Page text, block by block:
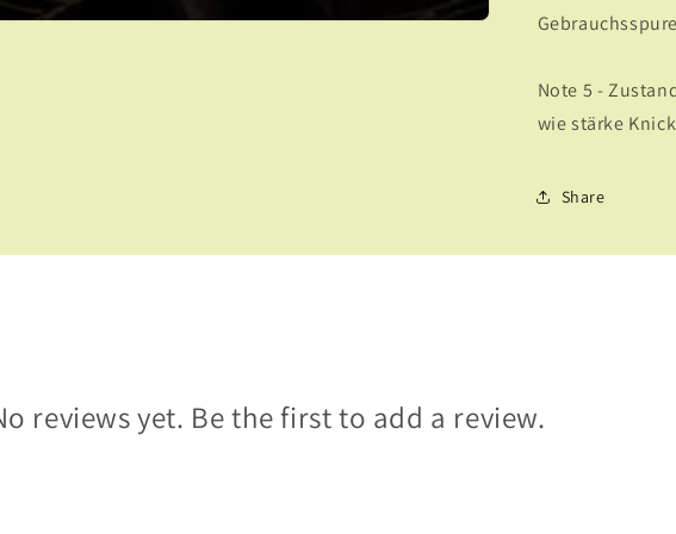
Note 5 -
wie stärke
Share
reviews yet. Be the first to add a review.